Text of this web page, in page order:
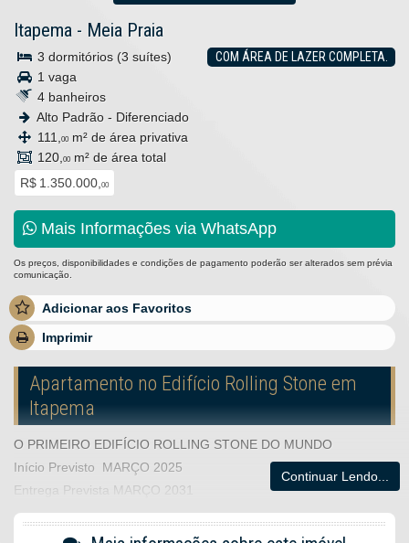
Itapema - Meia Praia
COM ÁREA DE LAZER COMPLETA.
3 dormitórios (3 suítes)
1 vaga
4 banheiros
Alto Padrão - Diferenciado
111,
00 m² de área privativa
120, 00 m² de área total
R$ 1.350.000, 00
Mais Informações via WhatsApp
Os preços, disponibilidades e condições de pagamento poderão ser alterados sem prévia
comunicação.
Adicionar aos Favoritos
Imprimir
Apartamento no Edifício Rolling Stone em
Itapema
O PRIMEIRO EDIFÍCIO ROLLING STONE DO MUNDO
Início Previsto MARÇO 2025
Entrega Prevista MARÇO 2031
O EMPREENDIMENTO
Continuar Lendo...